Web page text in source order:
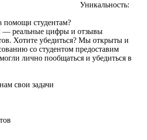
Уникальность:
студентам?
— реальные цифры и отзывы
Хотите убедиться? Мы открыты и
со студентом предоставим
лично пообщаться и убедиться в
свои задачи